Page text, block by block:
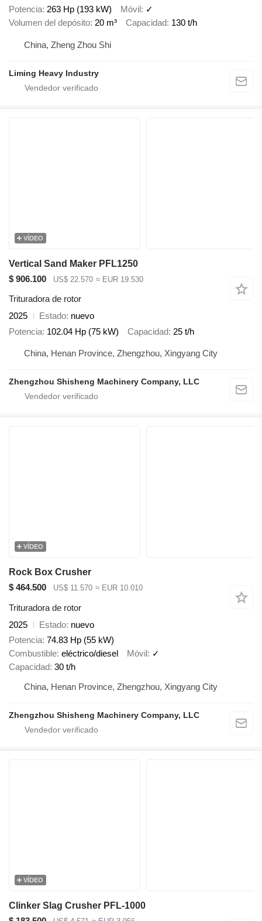
Potencia 263 Hp (193 kW) Móvil ✓
Volumen del depósito 20 m³ Capacidad 130 t/h
China, Zheng Zhou Shi
Liming Heavy Industry
VÍDEO
Vertical Sand Maker PFL1250
$ 906.100
US$ 22.570 ≈ EUR 19.530
Trituradora de rotor
2025
Estado nuevo
Potencia 102.04 Hp (75 kW) Capacidad 25 t/h
China, Henan Province, Zhengzhou, Xingyang City
Zhengzhou Shisheng Machinery Company, LLC
VÍDEO
Rock Box Crusher
$ 464.500
US$ 11.570 ≈ EUR 10.010
Trituradora de rotor
2025
Estado nuevo
Potencia 74.83 Hp (55 kW)
Combustible eléctrico/diesel Móvil ✓
Capacidad 30 t/h
China, Henan Province, Zhengzhou, Xingyang City
Zhengzhou Shisheng Machinery Company, LLC
VÍDEO
Clinker Slag Crusher PFL-1000